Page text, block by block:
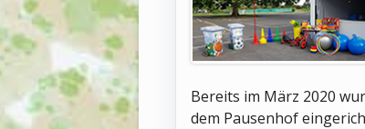
Bereits im März 2020
dem Pausenhof